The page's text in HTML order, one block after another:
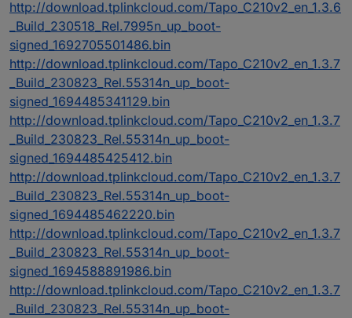
http://download.tplinkcloud.com/Tapo_C210v2_en_1.3.6
_Build_230518_Rel.7995n_up_boot-
signed_1692705501486.bin
http://download.tplinkcloud.com/Tapo_C210v2_en_1.3.7
_Build_230823_Rel.55314n_up_boot-
signed_1694485341129.bin
http://download.tplinkcloud.com/Tapo_C210v2_en_1.3.7
_Build_230823_Rel.55314n_up_boot-
signed_1694485425412.bin
http://download.tplinkcloud.com/Tapo_C210v2_en_1.3.7
_Build_230823_Rel.55314n_up_boot-
signed_1694485462220.bin
http://download.tplinkcloud.com/Tapo_C210v2_en_1.3.7
_Build_230823_Rel.55314n_up_boot-
signed_1694588891986.bin
http://download.tplinkcloud.com/Tapo_C210v2_en_1.3.7
_Build_230823_Rel.55314n_up_boot-